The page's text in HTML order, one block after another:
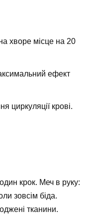
хворе місце на 20
ефект
циркуляції крові.
крок. Меч в руку:
зовсім біда.
тканини.